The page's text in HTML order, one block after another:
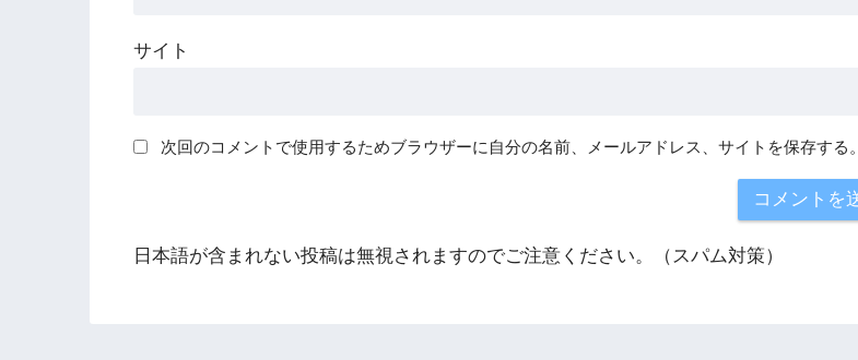
サイト
次回のコメントで使用するためブラウザーに自分の名前、メールアドレス、サイトを保存する。
日本語が含まれない投稿は無視されますのでご注意ください。（スパム対策）